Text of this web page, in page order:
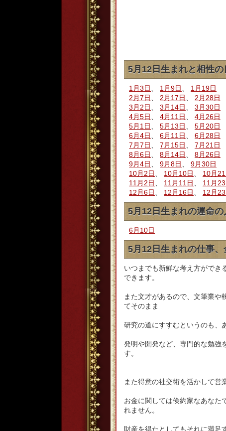
5月12日生まれと相性の
1月3日 1月9日
1月19日
2月7日
2月17日
2月28日
3月2日
3月14日
3月30日
4月5日
4月11日
4月26日
5月1日
5月13日
5月20日
6月4日
6月11日
6月28日
7月7日
7月15日
7月21日
8月6日
8月14日
8月26日
9月4日
9月8日
9月30日
10月2日
10月10日
10月
11月2日
11月11日
11月
12月6日
12月16日 12月
5月12日生まれの運命の
6月10日
5月12日生まれの仕事、
いつまでも新鮮な考え方ができ
できます。
また文才があるので、文筆業や
てそのまま
研究の道にすすむというのも、
発明や開発など、専門的な勉強
す。
また得意の社交術を活かして営
お金に関しては倹約家なあなた
れません。
財産を得たとしてもそれに満足